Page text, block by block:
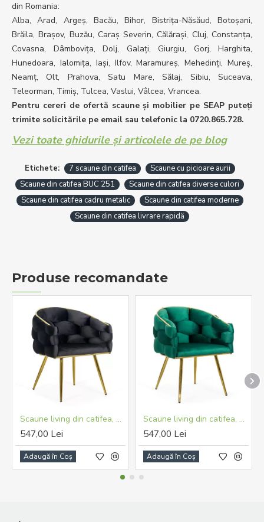
din Romania:
Alba, Arad, Argeș, Bacău, Bihor, Bistrița-Năsăud, Botoșani,
Brăila, Brașov, Buzău, Caraș Severin, Călărași, Cluj, Constanța,
Covasna, Dâmbovița, Dolj, Galați, Giurgiu, Gorj, Harghita,
Hunedoara, Ialomița, Iași, Ilfov, Maramureș, Mehedinți, Mureș,
Neamț, Olt, Prahova, Satu Mare, Sălaj, Sibiu, Suceava,
Teleorman, Timiș, Tulcea, Vaslui, Vâlcea, Vrancea.
Pentru cereri de ofertă scaune și mobilier pe SEAP puteți
trimite solicitările pe email sau telefonic la 0720.865.728.
Vezi toate ghidurile și articolele de pe blog
Etichete: 7 scaune din catifea
Scaune cu picioare aurii
Scaune din catifea BUC 251
Scaune din catifea diverse culori
Scaune din catifea cadru metalic
Scaune din catifea moderne
Scaune din catifea livrare rapidă
Produse recomandate
Scaune living din catifea, picioare aurii reglabile BUC 251 Negru
547,00 Lei
Adaugă în Coş
Scaune living din catifea, picioare aurii reglabile BUC 251 Verde
547,00 Lei
Adaugă în Coş